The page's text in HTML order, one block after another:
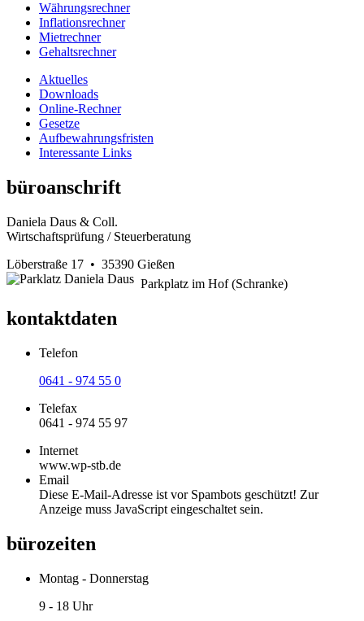
Währungsrechner
Inflationsrechner
Mietrechner
Gehaltsrechner
Aktuelles
Downloads
Online-Rechner
Gesetze
Aufbewahrungsfristen
Interessante Links
büroanschrift
Daniela Daus & Coll.
Wirtschaftsprüfung / Steuerberatung
Löberstraße 17 • 35390 Gießen
Parkplatz im Hof (Schranke)
kontaktdaten
Telefon
0641 - 974 55 0
Telefax
0641 - 974 55 97
Internet
www.wp-stb.de
Email
Diese E-Mail-Adresse ist vor Spambots geschützt! Zur
Anzeige muss JavaScript eingeschaltet sein.
bürozeiten
Montag - Donnerstag
9 - 18 Uhr